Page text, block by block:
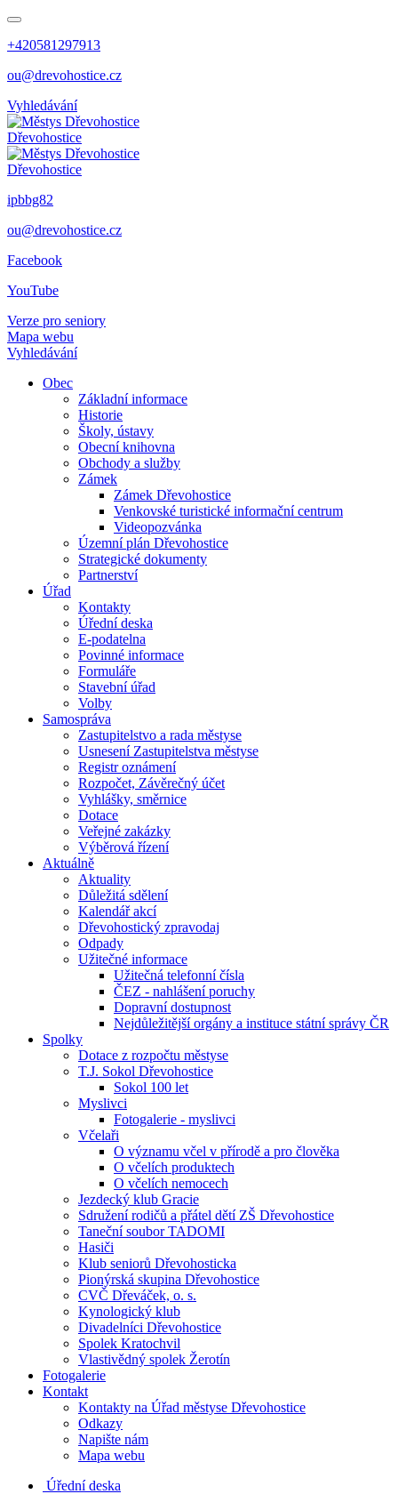
+420581297913
ou@drevohostice.cz
Vyhledávání
Dřevohostice
Dřevohostice
ipbbg82
ou@drevohostice.cz
Facebook
YouTube
Verze pro seniory
Mapa webu
Vyhledávání
Obec
Základní informace
Historie
Školy, ústavy
Obecní knihovna
Obchody a služby
Zámek
Zámek Dřevohostice
Venkovské turistické informační centrum
Videopozvánka
Územní plán Dřevohostice
Strategické dokumenty
Partnerství
Úřad
Kontakty
Úřední deska
E-podatelna
Povinné informace
Formuláře
Stavební úřad
Volby
Samospráva
Zastupitelstvo a rada městyse
Usnesení Zastupitelstva městyse
Registr oznámení
Rozpočet, Závěrečný účet
Vyhlášky, směrnice
Dotace
Veřejné zakázky
Výběrová řízení
Aktuálně
Aktuality
Důležitá sdělení
Kalendář akcí
Dřevohostický zpravodaj
Odpady
Užitečné informace
Užitečná telefonní čísla
ČEZ - nahlášení poruchy
Dopravní dostupnost
Nejdůležitější orgány a instituce státní správy ČR
Spolky
Dotace z rozpočtu městyse
T.J. Sokol Dřevohostice
Sokol 100 let
Myslivci
Fotogalerie - myslivci
Včelaři
O významu včel v přírodě a pro člověka
O včelích produktech
O včelích nemocech
Jezdecký klub Gracie
Sdružení rodičů a přátel dětí ZŠ Dřevohostice
Taneční soubor TADOMI
Hasiči
Klub seniorů Dřevohosticka
Pionýrská skupina Dřevohostice
CVČ Dřeváček, o. s.
Kynologický klub
Divadelníci Dřevohostice
Spolek Kratochvil
Vlastivědný spolek Žerotín
Fotogalerie
Kontakt
Kontakty na Úřad městyse Dřevohostice
Odkazy
Napište nám
Mapa webu
Úřední deska